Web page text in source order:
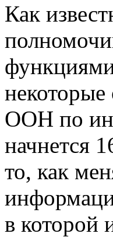
Как
ООН по
начнется
то, как
в которой